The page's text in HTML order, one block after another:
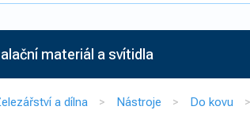
materiál a svítidla
a dílna Nástroje Do kovu